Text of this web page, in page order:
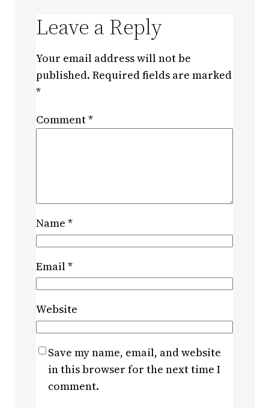
Leave a Reply
Your email address will not be
published. Required fields are marked
*
Comment*
Name *
Email*
Website
Save my name, email, and website
in this browser for the next time I
comment.